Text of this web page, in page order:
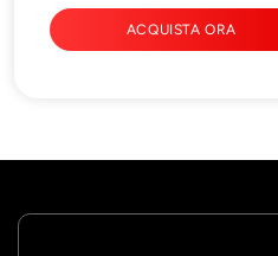
ACQUISTA ORA